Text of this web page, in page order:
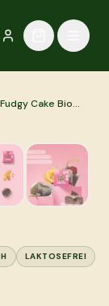
Cake Bio
LAKTOSEFREI